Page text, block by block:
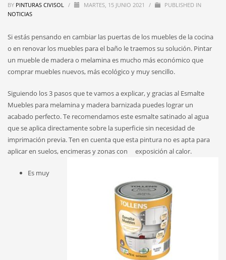
BY PINTURAS CIVISOL / MARTES, 15 JUNIO 2021 /
PUBLISHED IN
NOTICIAS
Si estás pensando en cambiar las puertas de los muebles de la cocina
o en renovar los muebles para el baño le traemos su solución. Pintar
un mueble de madera o melamina es mucho más económico que
comprar muebles nuevos, más ecológico y muy sencillo.
Siguiendo los 3 pasos que te vamos a explicar, y gracias al Esmalte
Muebles para melamina y madera barnizada puedes lograr un
acabado perfecto. Te recomendamos este esmalte satinado al agua
que se aplica directamente sobre la superficie sin necesidad de
imprimación previa. Ten en cuenta que esta pintura no es apta para
aplicar en suelos, encimeras y zonas con exposición al calor.
Es muy